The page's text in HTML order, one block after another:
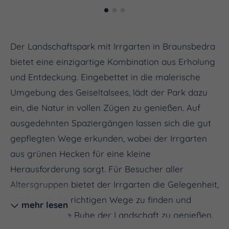
Der Landschaftspark mit Irrgarten in Braunsbedra
bietet eine einzigartige Kombination aus Erholung
und Entdeckung. Eingebettet in die malerische
Umgebung des Geiseltalsees, lädt der Park dazu
ein, die Natur in vollen Zügen zu genießen. Auf
ausgedehnten Spaziergängen lassen sich die gut
gepflegten Wege erkunden, wobei der Irrgarten
aus grünen Hecken für eine kleine
Herausforderung sorgt. Für Besucher aller
Altersgruppen bietet der Irrgarten die Gelegenheit,
spielerisch die richtigen Wege zu finden und
gleichzeitig die Ruhe der Landschaft zu genießen.
mehr lesen